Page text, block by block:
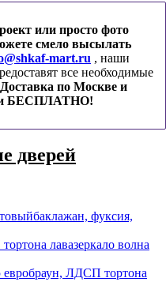
или просто фото
смело высылать
mart.ru , наши
все необходимые
Доставка по Москве и
БЕСПЛАТНО!
дверей
баклажан, фуксия,
зеркало волна